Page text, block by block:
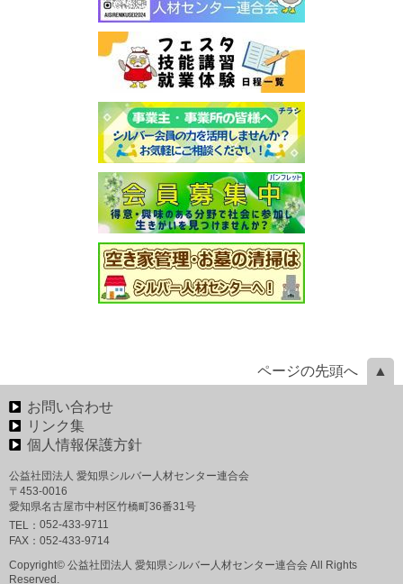
ページの先頭へ
お問い合わせ
リンク集
個人情報保護方針
公益社団法人 愛知県シルバー人材センター連合会
〒453-0016
愛知県名古屋市中村区竹橋町36番31号
TEL： 052-433-9711
FAX： 052-433-9714
Copyright© 公益社団法人 愛知県シルバー人材センター連合会 All Rights
Reserved.